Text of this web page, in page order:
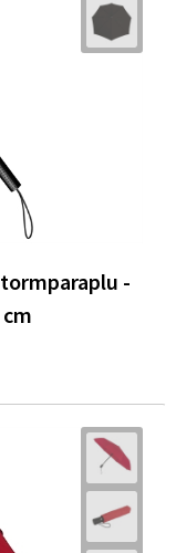
-